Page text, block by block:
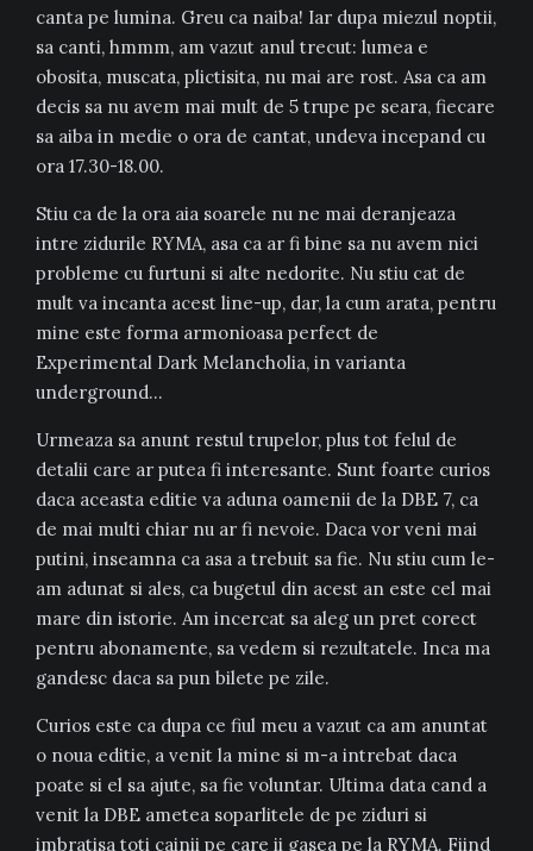
canta pe lumina. Greu ca naiba! Iar dupa miezul noptii,
sa canti, hmmm, am vazut anul trecut: lumea e
obosita, muscata, plictisita, nu mai are rost. Asa ca am
decis sa nu avem mai mult de 5 trupe pe seara, fiecare
sa aiba in medie o ora de cantat, undeva incepand cu
ora 17.30-18.00.
Stiu ca de la ora aia soarele nu ne mai deranjeaza
intre zidurile RYMA, asa ca ar fi bine sa nu avem nici
probleme cu furtuni si alte nedorite. Nu stiu cat de
mult va incanta acest line-up, dar, la cum arata, pentru
mine este forma armonioasa perfect de
Experimental Dark Melancholia, in varianta
underground…
Urmeaza sa anunt restul trupelor, plus tot felul de
detalii care ar putea fi interesante. Sunt foarte curios
daca aceasta editie va aduna oamenii de la DBE 7, ca
de mai multi chiar nu ar fi nevoie. Daca vor veni mai
putini, inseamna ca asa a trebuit sa fie. Nu stiu cum le-
am adunat si ales, ca bugetul din acest an este cel mai
mare din istorie. Am incercat sa aleg un pret corect
pentru abonamente, sa vedem si rezultatele. Inca ma
gandesc daca sa pun bilete pe zile.
Curios este ca dupa ce fiul meu a vazut ca am anuntat
o noua editie, a venit la mine si m-a intrebat daca
poate si el sa ajute, sa fie voluntar. Ultima data cand a
venit la DBE ametea soparlitele de pe ziduri si
imbratisa toti cainii pe care ii gasea pe la RYMA. Fiind